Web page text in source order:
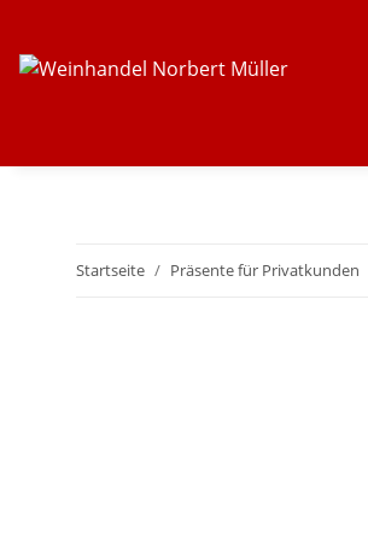
Startseite Präsente für Privatkunden